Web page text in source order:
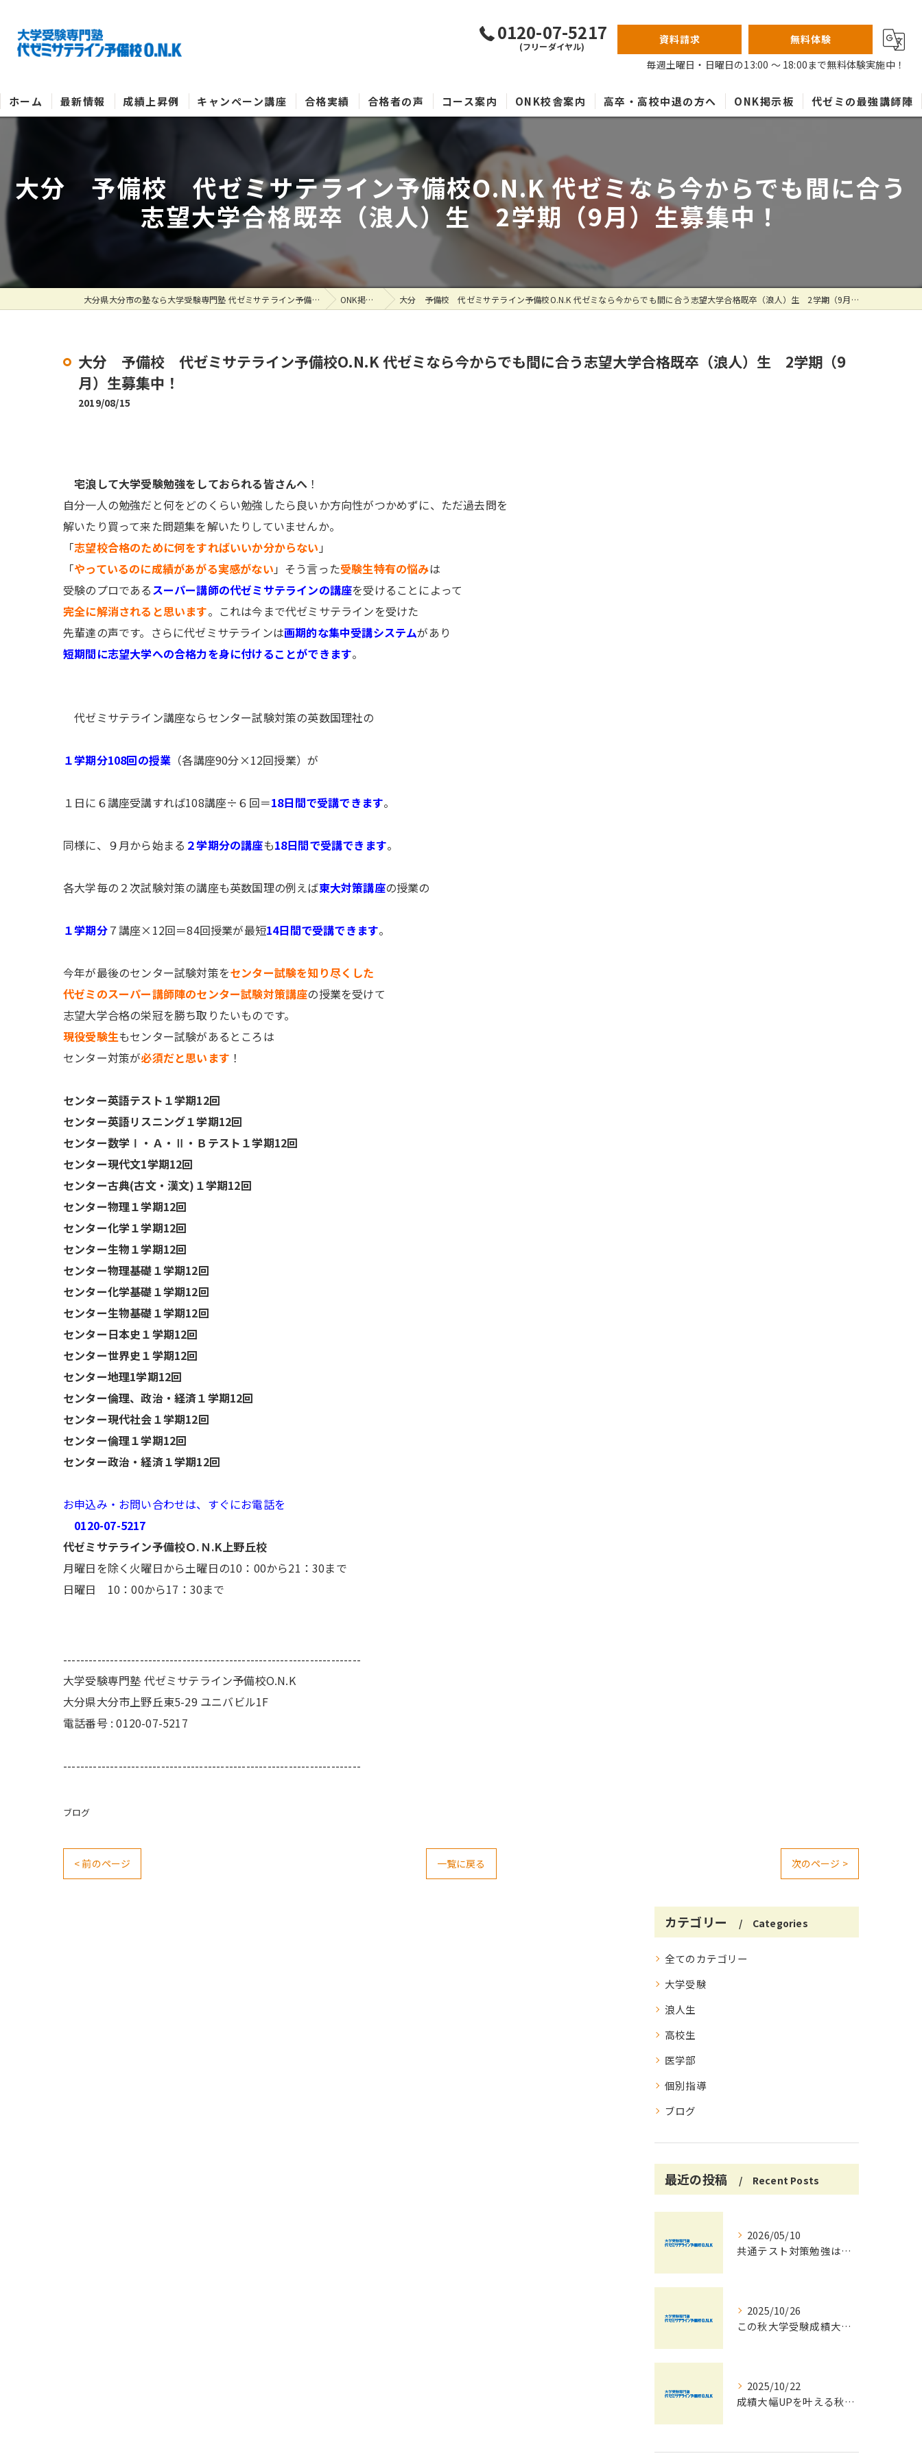
0120-07-5217
(フリーダイヤル)
資料請求
無料体験
毎週土曜日・日曜日の13:00 ～ 18:00まで無料体験実施中！
ホーム 最新情報 成績上昇例 キャンペーン講座 合格実績 合格者の声 コース案内 ONK校舎案内 高卒・高校中退の方へ ONK掲示板 代ゼミの最強講師陣
大分 予備校 代ゼミサテライン予備校O.N.K 代ゼミなら今からでも間に合う
志望大学合格既卒（浪人）生 2学期（9月）生募集中！
大分県大分市の塾なら大学受験専門塾 代ゼミサテライン予備校O.N.K ONK掲示板 大分 予備校 代ゼミサテライン予備校O.N.K 代ゼミなら今からでも間に合う志望大学合格既卒（浪人）生 2学期（9月）生募集中！
大分 予備校 代ゼミサテライン予備校O.N.K 代ゼミなら今からでも間に合う志望大学合格既卒（浪人）生 2学期（9
月）生募集中！
2019/08/15
宅浪して大学受験勉強をしておられる皆さんへ ！
自分一人の勉強だと何をどのくらい勉強したら良いか方向性がつかめずに、ただ過去問を
解いたり買って来た問題集を解いたりしていませんか。
「志望校合格のために何をすればいいか分からない 」
「やっているのに成績があがる実感がない 」そう言った受験生特有の悩みは
受験のプロであるスーパー講師の代ゼミサテラインの講座を受けることによって
完全に解消されると思います。これは今まで代ゼミサテラインを受けた
先輩達の声です。さらに代ゼミサテラインは画期的な集中受講システムがあり
短期間に志望大学への合格力を身に付けることができます。
代ゼミサテライン講座ならセンター試験対策の英数国理社の
１学期分108回の授業 （各講座90分×12回授業）が
１日に６講座受講すれば108講座÷６回＝18日間で受講できます。
同様に、９月から始まる ２学期分の講座も18日間で受講できます。
各大学毎の２次試験対策の講座も英数国理の例えば東大対策講座の授業の
１学期分７講座×12回＝84回授業が最短14日間で受講できます。
今年が最後のセンター試験対策をセンター試験を知り尽くした
代ゼミのスーパー講師陣のセンター試験対策講座の授業を受けて
志望大学合格の栄冠を勝ち取りたいものです。
現役受験生もセンター試験があるところは
センター対策が必須だと思います ！
センター英語テスト１学期12回
センター英語リスニング１学期12回
センター数学Ⅰ・Ａ・Ⅱ・Ｂテスト１学期12回
センター現代文1学期12回
センター古典(古文・漢文)１学期12回
センター物理１学期12回
センター化学１学期12回
センター生物１学期12回
センター物理基礎１学期12回
センター化学基礎１学期12回
センター生物基礎１学期12回
センター日本史１学期12回
センター世界史１学期12回
センター地理1学期12回
センター倫理、政治・経済１学期12回
センター現代社会１学期12回
センター倫理１学期12回
センター政治・経済１学期12回
お申込み・お問い合わせは、すぐにお電話を
0120-07-5217
代ゼミサテライン予備校Ｏ.Ｎ.K上野丘校
月曜日を除く火曜日から土曜日の10：00から21：30まで
日曜日 10：00から17：30まで
----------------------------------------------------------------------
大学受験専門塾 代ゼミサテライン予備校O.N.K
大分県大分市上野丘東5-29 ユニバビル1F
電話番号 : 0120-07-5217
----------------------------------------------------------------------
ブログ
< 前のページ 一覧に戻る 次のページ >
カテゴリー Categories
全てのカテゴリー
大学受験
浪人生
高校生
医学部
個別指導
ブログ
最近の投稿 Recent Posts
2026/05/10
共通テスト対策勉強は早めに始めましょう！
2025/10/26
この秋大学受験成績大幅UPの秘訣
2025/10/22
成績大幅UPを叶える秋の効率学習法